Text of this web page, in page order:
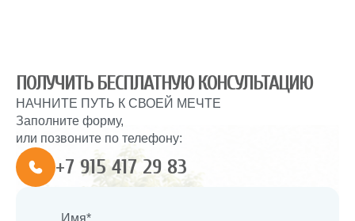
ПОЛУЧИТЬ БЕСПЛАТНУЮ КОНСУЛЬТАЦИЮ
НАЧНИТЕ ПУТЬ К СВОЕЙ МЕЧТЕ
Заполните форму,
или позвоните по телефону:
+7 915 417 29 83